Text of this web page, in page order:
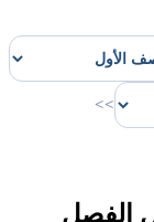
>>
الفصل